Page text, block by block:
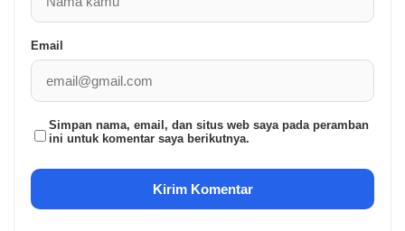
Email
Simpan nama, email, dan situs web saya pada peramban
ini untuk komentar saya berikutnya.